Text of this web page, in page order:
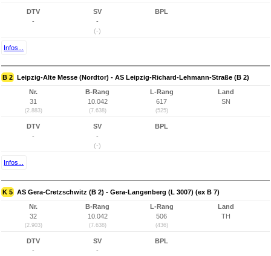
DTV
-
SV
-
(-)
BPL
Infos...
B 2 Leipzig-Alte Messe (Nordtor) - AS Leipzig-Richard-Lehmann-Straße (B 2)
Nr.
31
(2.883)
B-Rang
10.042
(7.638)
L-Rang
617
(525)
Land
SN
DTV
-
SV
-
(-)
BPL
Infos...
K 5 AS Gera-Cretzschwitz (B 2) - Gera-Langenberg (L 3007) (ex B 7)
Nr.
32
(2.903)
B-Rang
10.042
(7.638)
L-Rang
506
(436)
Land
TH
DTV
-
SV
-
BPL